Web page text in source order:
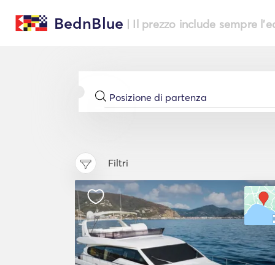
BednBlue | Il prezzo include sempre
Filtri